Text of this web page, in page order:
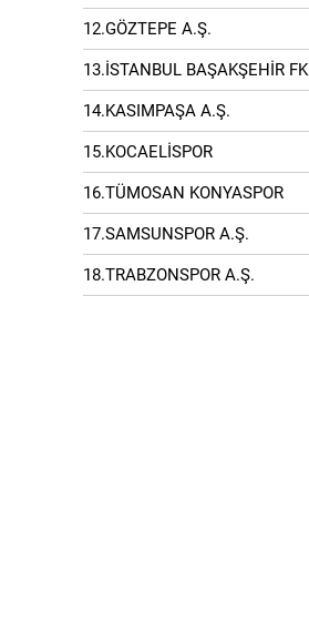
12.GÖZTEPE A.Ş.
13.İSTANBUL BAŞAKŞEHİR FK
14.KASIMPAŞA A.Ş.
15.KOCAELİSPOR
16.TÜMOSAN KONYASPOR
17.SAMSUNSPOR A.Ş.
18.TRABZONSPOR A.Ş.